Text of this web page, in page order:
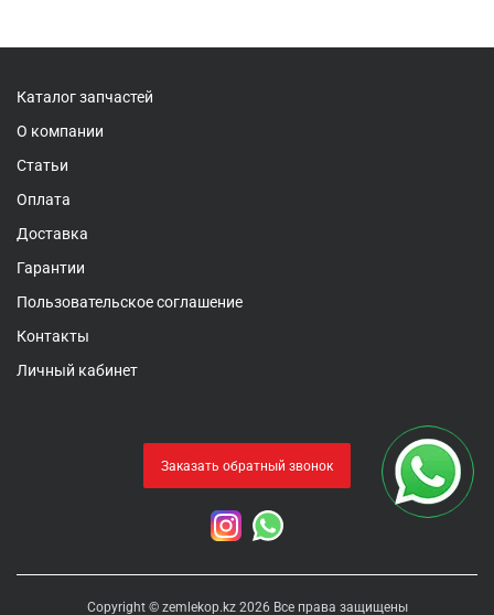
Каталог запчастей
О компании
Статьи
Оплата
Доставка
Гарантии
Пользовательское соглашение
Контакты
Личный кабинет
Заказать обратный звонок
Copyright © zemlekop.kz 2026 Все права защищены